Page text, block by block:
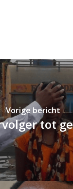
Vorige bericht
tot